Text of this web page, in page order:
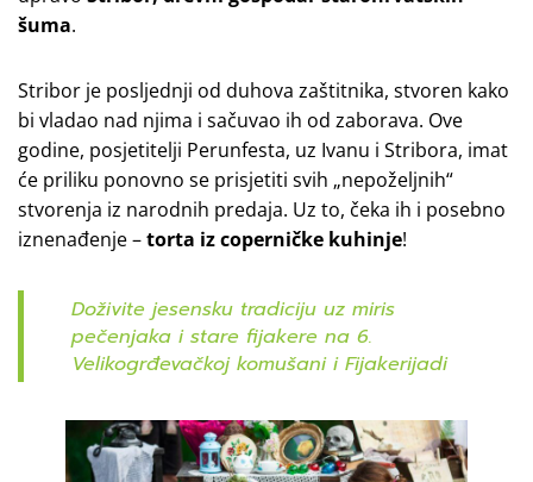
šuma.
Stribor je posljednji od duhova zaštitnika, stvoren kako
bi vladao nad njima i sačuvao ih od zaborava. Ove
godine, posjetitelji Perunfesta, uz Ivanu i Stribora, imat
će priliku ponovno se prisjetiti svih „nepoželjnih“
stvorenja iz narodnih predaja. Uz to, čeka ih i posebno
iznenađenje –torta iz coperničke kuhinje!
Doživite jesensku tradiciju uz miris
pečenjaka i stare fijakere na 6.
Velikogrđevačkoj komušani i Fijakerijadi